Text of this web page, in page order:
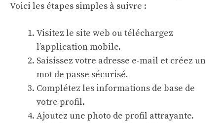
Voici les étapes simples à suivre :
Visitez le site web ou téléchargez
l’application mobile.
Saisissez votre adresse e-mail et créez un
mot de passe sécurisé.
Complétez les informations de base de
votre profil.
Ajoutez une photo de profil attrayante.